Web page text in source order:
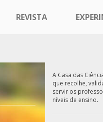
REVISTA
A Casa das
que recolhe,
servir os
níveis de ensino.